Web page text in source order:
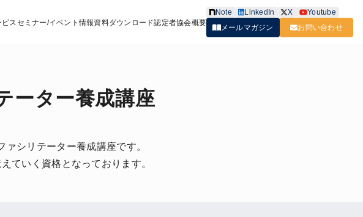
ス セミナー/イベント情報資料ダウンロード認定者協会概要
Note LinkedIn X
Youtube
メールマガジン
お問い合わせ
ーター養成講座
シリテーター養成講座です。
ていく資格となっております。